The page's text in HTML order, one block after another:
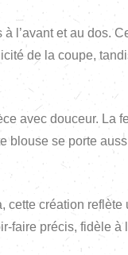
l’avant et au dos.
de la coupe,
avec douceur. La
se porte
cette création reflète
faire précis, fidèle à